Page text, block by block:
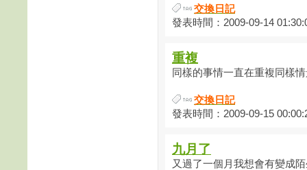
交換日記
發表時間：2009-09-14
重複
同樣的事情一直在重複同樣
交換日記
發表時間：2009-09-15
九月了
又過了一個月我想會有變成